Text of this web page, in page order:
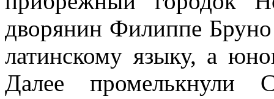
дворянин Филиппе
латинскому языку, а
Далее промелькнули